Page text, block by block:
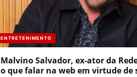
ENTRETENIMENTO
Malvino Salvador, ex-ator da
o que falar na web em virtude de